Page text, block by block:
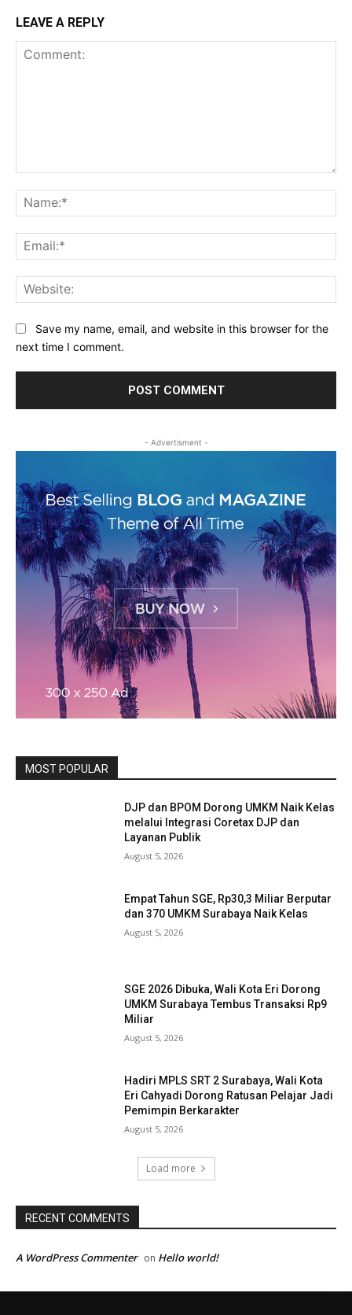
LEAVE A REPLY
Save my name, email, and website in this browser for the
next time I comment.
- Advertisment -
MOST POPULAR
DJP dan BPOM Dorong UMKM Naik Kelas
melalui Integrasi Coretax DJP dan
Layanan Publik
August 5, 2026
Empat Tahun SGE, Rp30,3 Miliar Berputar
dan 370 UMKM Surabaya Naik Kelas
August 5, 2026
SGE 2026 Dibuka, Wali Kota Eri Dorong
UMKM Surabaya Tembus Transaksi Rp9
Miliar
August 5, 2026
Hadiri MPLS SRT 2 Surabaya, Wali Kota
Eri Cahyadi Dorong Ratusan Pelajar Jadi
Pemimpin Berkarakter
August 5, 2026
Load more
RECENT COMMENTS
A WordPress Commenter on Hello world!